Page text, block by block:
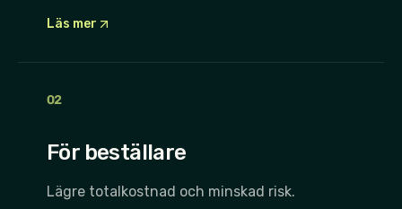
Läs mer
02
För beställare
Lägre totalkostnad och minskad risk.